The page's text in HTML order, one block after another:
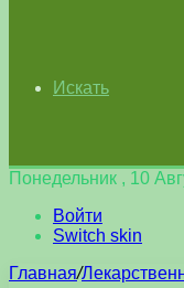
Искать
Понедельник , 10
Войти
Switch skin
Главная/